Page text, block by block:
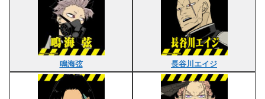
鳴海弦 長谷川エイジ